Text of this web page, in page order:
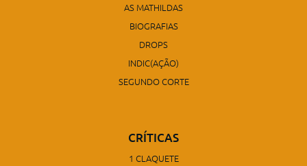
AS MATHILDAS
BIOGRAFIAS
DROPS
INDIC(AÇÃO)
SEGUNDO CORTE
CRÍTICAS
1 CLAQUETE